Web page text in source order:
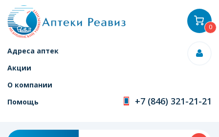
Адреса аптек
Акции
О компании
Помощь
+7 (846) 321-21-21
0